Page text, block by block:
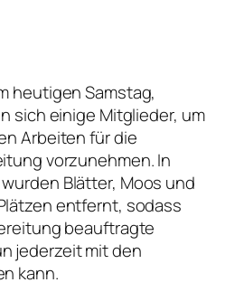
heutigen Samstag,
sich einige Mitglieder, um
Arbeiten für die
vorzunehmen. In
Blätter, Moos und
entfernt, sodass
beauftragte
jederzeit mit den
kann.